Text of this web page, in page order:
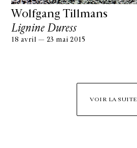
Wolfgang Tillmans
Lignine Duress
18 avril — 23 mai 2015
VOIR LA SUITE